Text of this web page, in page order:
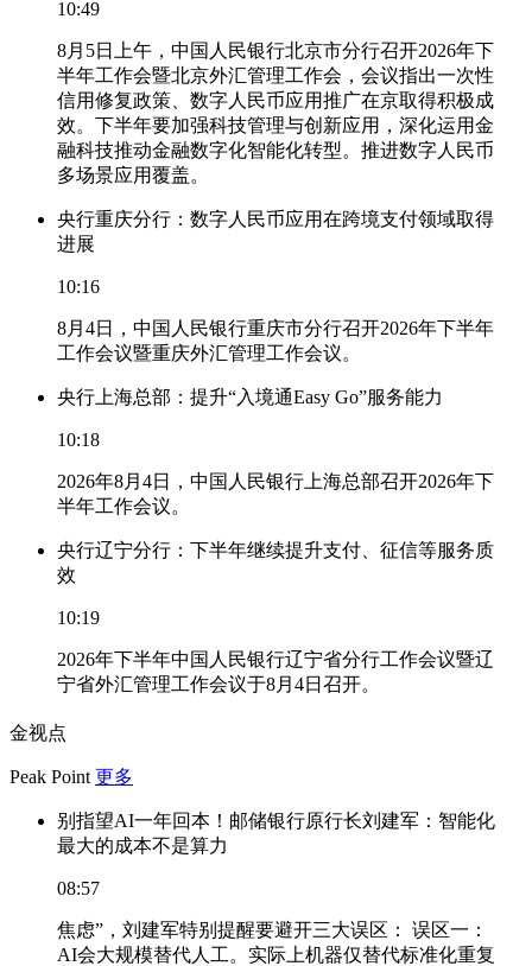
10:49
8月5日上午，中国人民银行北京市分行召开2026年下
半年工作会暨北京外汇管理工作会，会议指出一次性
信用修复政策、数字人民币应用推广在京取得积极成
效。下半年要加强科技管理与创新应用，深化运用金
融科技推动金融数字化智能化转型。推进数字人民币
多场景应用覆盖。
央行重庆分行：数字人民币应用在跨境支付领域取得
进展
10:16
8月4日，中国人民银行重庆市分行召开2026年下半年
工作会议暨重庆外汇管理工作会议。
央行上海总部：提升“入境通Easy Go”服务能力
10:18
2026年8月4日，中国人民银行上海总部召开2026年下
半年工作会议。
央行辽宁分行：下半年继续提升支付、征信等服务质
效
10:19
2026年下半年中国人民银行辽宁省分行工作会议暨辽
宁省外汇管理工作会议于8月4日召开。
金视点
Peak Point 更多
别指望AI一年回本！邮储银行原行长刘建军：智能化
最大的成本不是算力
08:57
焦虑”，刘建军特别提醒要避开三大误区： 误区一：
AI会大规模替代人工。实际上机器仅替代标准化重复